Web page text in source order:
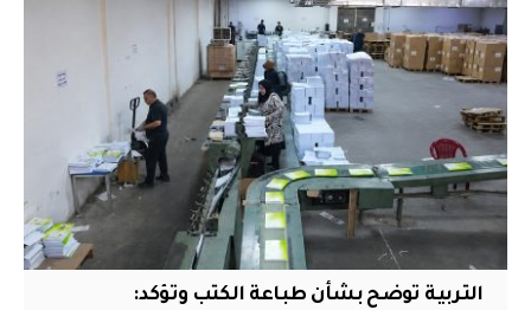
التربية توضح بشأن طباعة الكتب وتؤكد: